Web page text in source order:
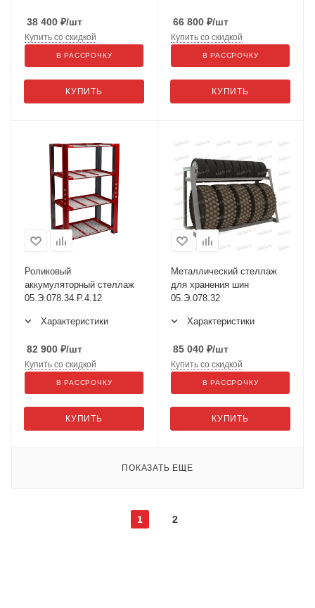
38 400 ₽/шт
КУПИТЬ
Купить со скидкой
В РАССРОЧКУ
66 800 ₽/шт
КУПИТЬ
Купить со скидкой
В РАССРОЧКУ
Роликовый
аккумуляторный стеллаж
05.Э.078.34.Р.4.12
Характеристики
82 900 ₽/шт
КУПИТЬ
Купить со скидкой
В РАССРОЧКУ
Металлический стеллаж
для хранения шин
05.Э.078.32
Характеристики
85 040 ₽/шт
КУПИТЬ
Купить со скидкой
В РАССРОЧКУ
ПОКАЗАТЬ ЕЩЕ
1 2